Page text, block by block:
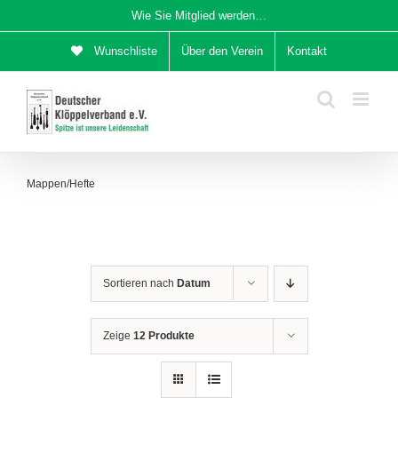
Inhalt
Wie Sie Mitglied werden…
Wunschliste Über den Verein Kontakt
Mappen/Hefte
Sortieren nach Datum
Zeige 12 Produkte